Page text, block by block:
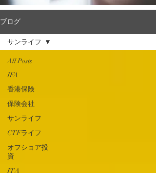
ブログ
All Posts
IFA
香港保険
保険会社
サンライフ
CTFライフ
オフショア投
資
ITA
サンライフ